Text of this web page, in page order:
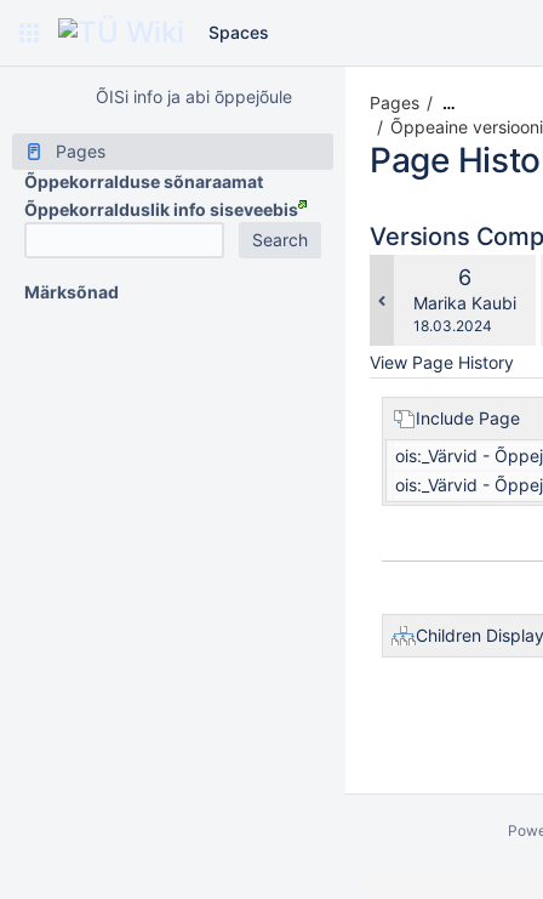
Spaces
ÕISi info ja abi õppejõule
Pages
Õppekorralduse sõnaraamat
Õppekorralduslik info siseveebis
Märksõnad
Pages …
Õppeaine
Page
Versions
Old
Version
6
Marika Kaubi
Saved
18.03.2024
View Page History
Include Page
ois:_Värvid -
ois:_Värvid -
Children Display